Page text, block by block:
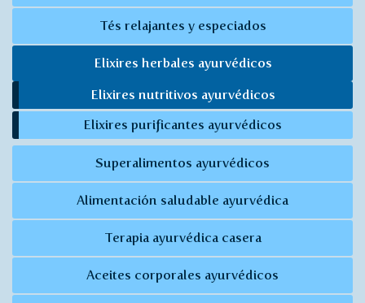
Tés relajantes y especiados
Elixires herbales ayurvédicos
Elixires nutritivos ayurvédicos
Elixires purificantes ayurvédicos
Superalimentos ayurvédicos
Alimentación saludable ayurvédica
Terapia ayurvédica casera
Aceites corporales ayurvédicos